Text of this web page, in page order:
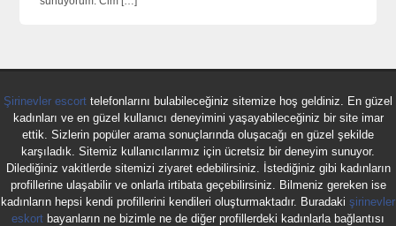
Şirinevler escort telefonlarını bulabileceğiniz sitemize hoş geldiniz. En güzel
kadınları ve en güzel kullanıcı deneyimini yaşayabileceğiniz bir site imar
ettik. Sizlerin popüler arama sonuçlarında oluşacağı en güzel şekilde
karşıladık. Sitemiz kullanıcılarımız için ücretsiz bir deneyim sunuyor.
Dilediğiniz vakitlerde sitemizi ziyaret edebilirsiniz. İstediğiniz gibi kadınların
profillerine ulaşabilir ve onlarla irtibata geçebilirsiniz. Bilmeniz gereken ise
kadınların hepsi kendi profillerini kendileri oluşturmaktadır. Buradaki şirinevler
eskort bayanların ne bizimle ne de diğer profillerdeki kadınlarla bağlantısı